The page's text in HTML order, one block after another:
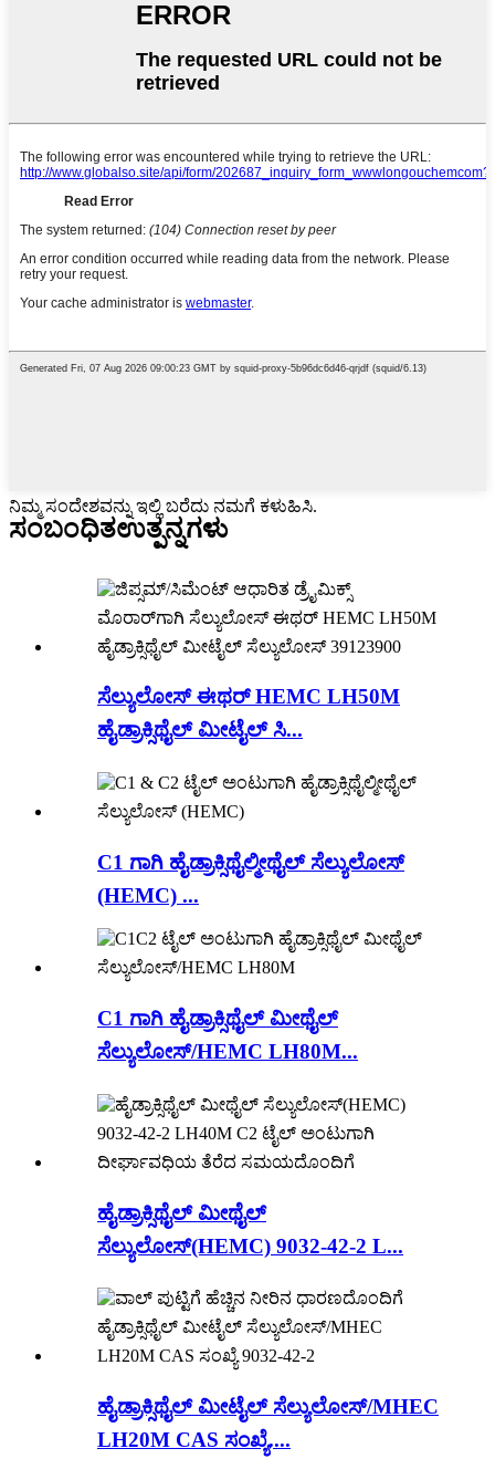
ನಿಮ್ಮ ಸಂದೇಶವನ್ನು ಇಲ್ಲಿ ಬರೆದು ನಮಗೆ ಕಳುಹಿಸಿ.
ಸಂಬಂಧಿತಉತ್ಪನ್ನಗಳು
ಸೆಲ್ಯುಲೋಸ್ ಈಥರ್ HEMC LH50M
ಹೈಡ್ರಾಕ್ಸಿಥೈಲ್ ಮೀಟೈಲ್ ಸಿ...
C1 ಗಾಗಿ ಹೈಡ್ರಾಕ್ಸಿಥೈಲ್ಮೀಥೈಲ್ ಸೆಲ್ಯುಲೋಸ್
(HEMC) ...
C1 ಗಾಗಿ ಹೈಡ್ರಾಕ್ಸಿಥೈಲ್ ಮೀಥೈಲ್
ಸೆಲ್ಯುಲೋಸ್/HEMC LH80M...
ಹೈಡ್ರಾಕ್ಸಿಥೈಲ್ ಮೀಥೈಲ್
ಸೆಲ್ಯುಲೋಸ್(HEMC) 9032-42-2 L...
ಹೈಡ್ರಾಕ್ಸಿಥೈಲ್ ಮೀಟೈಲ್ ಸೆಲ್ಯುಲೋಸ್/MHEC
LH20M CAS ಸಂಖ್ಯೆ....